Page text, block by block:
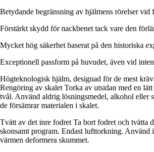
Betydande begränsning av hjälmens rörelser vid
Förstärkt skydd för nackbenet tack vare den
Mycket hög säkerhet baserat på den historiska
Exceptionell passform på huvudet, även vid
Högteknologisk hjälm, designad för de mest
Rengöring av skalet Torka av utsidan med en
tvål. Använd aldrig lösningsmedel, alkohol eller
de försämrar materialen i skalet.
Tvätt av det inre fodret Ta bort fodret och tvätta
skonsamt program. Endast lufttorkning. Använd
värmen deformera skummet.